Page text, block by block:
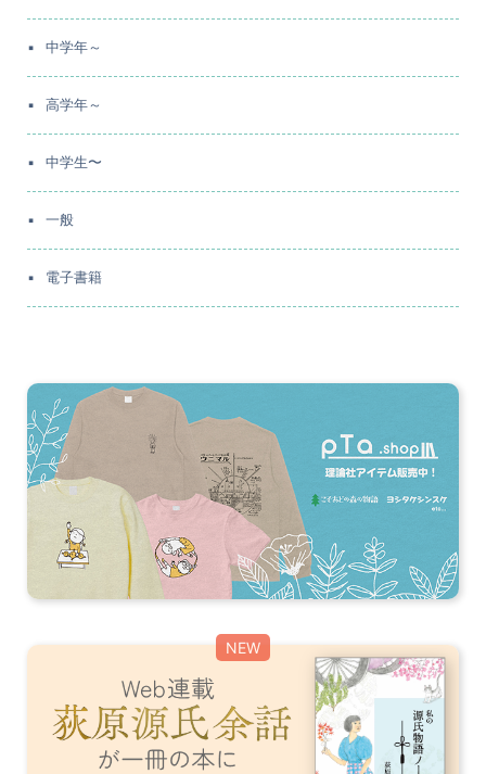
中学年～
高学年～
中学生〜
一般
電子書籍
NEW